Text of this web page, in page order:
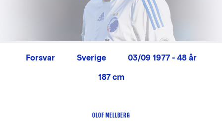
Forsvar Sverige 03/09 1977 - 48 år
187 cm
OLOF MELLBERG